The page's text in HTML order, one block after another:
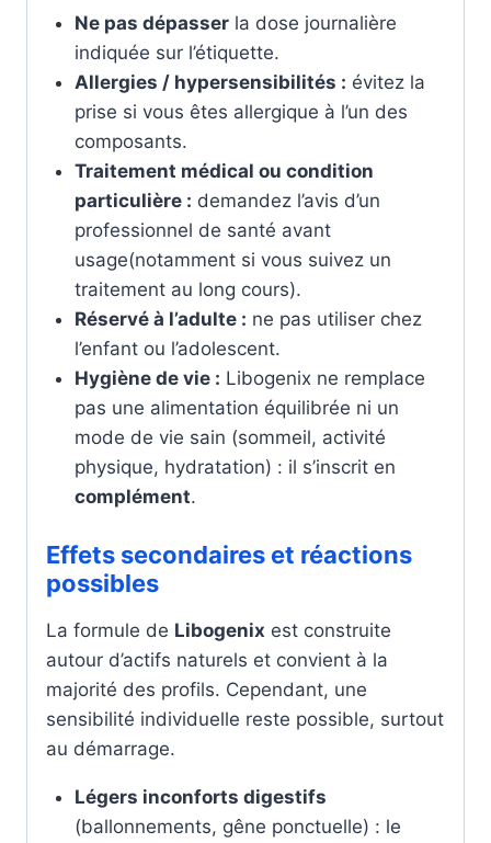
Ne pas dépasserla dose journalière
indiquée sur l’étiquette.
Allergies / hypersensibilités : évitez la
prise si vous êtes allergique à l’un des
composants.
Traitement médical ou condition
particulière : demandez l’avis d’un
professionnel de santé avant
usage(notamment si vous suivez un
traitement au long cours).
Réservé à l’adulte : ne pas utiliser chez
l’enfant ou l’adolescent.
Hygiène de vie : Libogenix ne remplace
pas une alimentation équilibrée ni un
mode de vie sain (sommeil, activité
physique, hydratation) : il s’inscrit en
complément.
Effets secondaires et réactions
possibles
La formule de Libogenix est construite
autour d’actifs naturels et convient à la
majorité des profils. Cependant, une
sensibilité individuelle reste possible, surtout
au démarrage.
Légers inconforts digestifs
(ballonnements, gêne ponctuelle) : le